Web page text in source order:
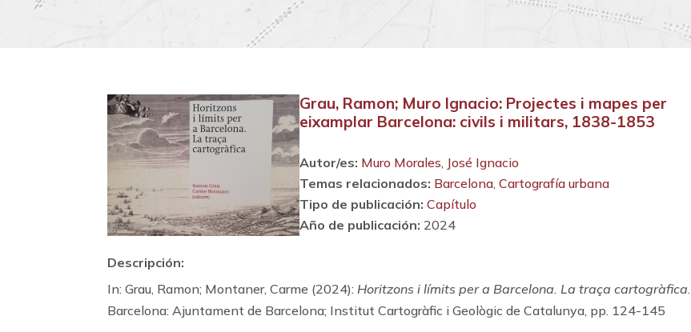
Grau, Ramon; Muro Ignacio: Projectes i mapes per
eixamplar Barcelona: civils i militars, 1838-1853
Autor/es: Muro Morales, José Ignacio
Temas relacionados: Barcelona,Cartografía urbana
Tipo de publicación: Capítulo
Año de publicación: 2024
Descripción:
In: Grau, Ramon; Montaner, Carme (2024):Horitzons i límits per a Barcelona. La traça cartogràfica.
Barcelona: Ajuntament de Barcelona; Institut Cartogràfic i Geològic de Catalunya, pp. 124-145